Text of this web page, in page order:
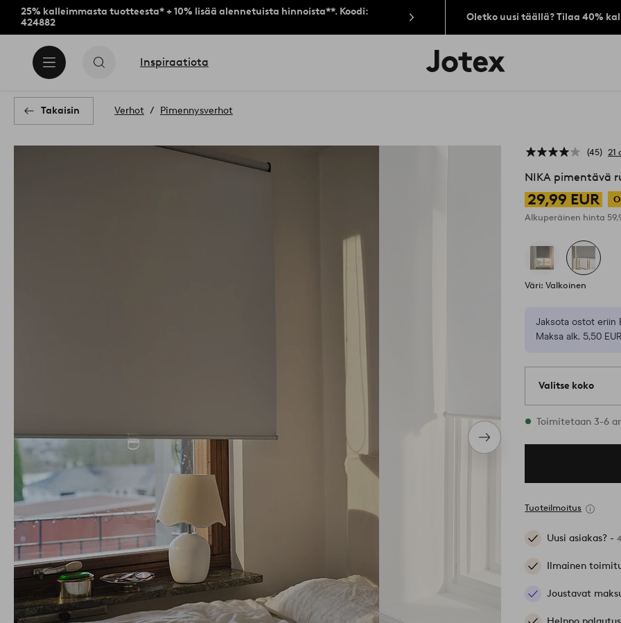
25% kalleimmasta tuotteesta* + 10% lisää alennetuista hinnoista**. Koodi:
424882
Oletko uusi täällä? Tilaa 40%
Inspiraatiota
Jotex-
logo
Takaisin Verhot Pimennysverhot
Seuraava
tuote
45 21
NIKA pimentävä
29,99 EUR
Alkuperäinen hinta
Väri: Valkoinen
Jaksota ostot eriin
Maksa alk. 5,50
Valitse koko
1 varastossa
Toimitetaan 3-6
Tuoteilmoitus
Uusi asiakas? -
Ilmainen
Joustavat